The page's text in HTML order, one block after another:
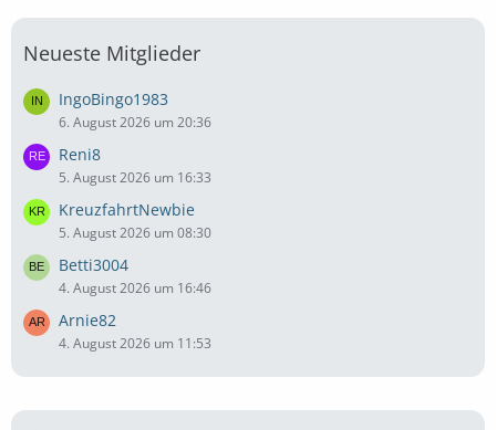
Neueste Mitglieder
IngoBingo1983
6. August 2026 um 20:36
Reni8
5. August 2026 um 16:33
KreuzfahrtNewbie
5. August 2026 um 08:30
Betti3004
4. August 2026 um 16:46
Arnie82
4. August 2026 um 11:53